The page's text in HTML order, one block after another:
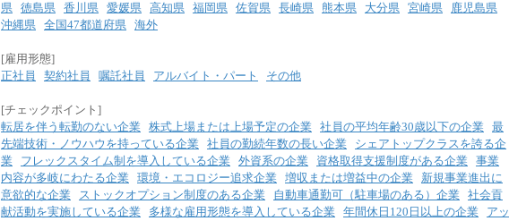
県 徳島県 香川県 愛媛県 高知県 福岡県 佐賀県 長崎県 熊本県 大分県 宮崎県
鹿児島県
沖縄県 全国47都道府県 海外
[雇用形態]
正社員
契約社員 嘱託社員 アルバイト・パート その他
[チェックポイント]
転居を伴う転勤のない企業 株式上場または上場予定の企業 社員の平均年齢30歳以下の企業 最
先端技術・ノウハウを持っている企業 社員の勤続年数の長い企業
シェアトップクラスを誇る企
業
フレックスタイム制を導入している企業 外資系の企業 資格取得支援制度がある企業 事業
内容が多岐にわたる企業 環境・エコロジー追求企業 増収または増益中の企業
新規事業進出に
意欲的な企業
ストックオプション制度のある企業 自動車通勤可（駐車場のある）企業 社会貢
献活動を実施している企業
多様な雇用形態を導入している企業 年間休日120日以上の企業
アッ